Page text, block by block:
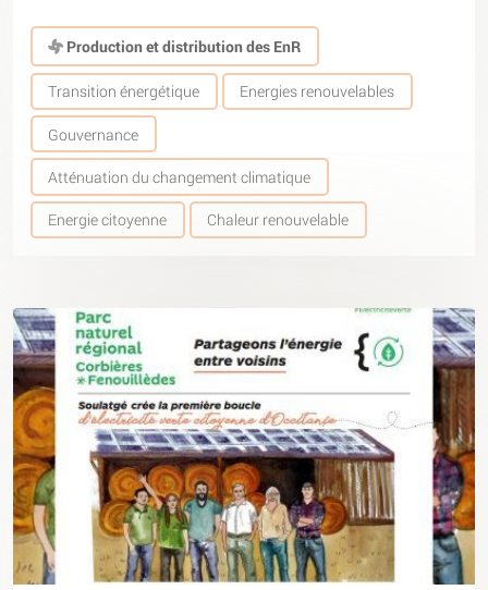
Production et distribution des EnR
Transition énergétique Energies renouvelables
Gouvernance
Atténuation du changement climatique
Energie citoyenne Chaleur renouvelable